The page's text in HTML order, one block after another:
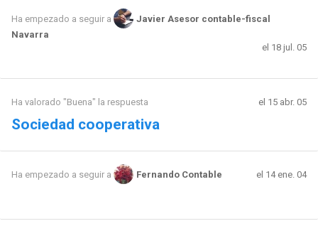
Ha empezado a seguir a
Javier Asesor contable-fiscal
Navarra
el 18 jul. 05
Ha valorado "Buena" la respuesta el 15 abr. 05
Sociedad cooperativa
Ha empezado a seguir a Fernando Contable el 14 ene. 04